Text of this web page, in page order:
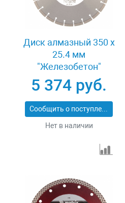
Диск алмазный 350 х
25.4 мм
"Железобетон"
сухой/мокрый рез
Pro Matrix 731103
5 374 руб.
Сообщить о поступлении
Нет в наличии